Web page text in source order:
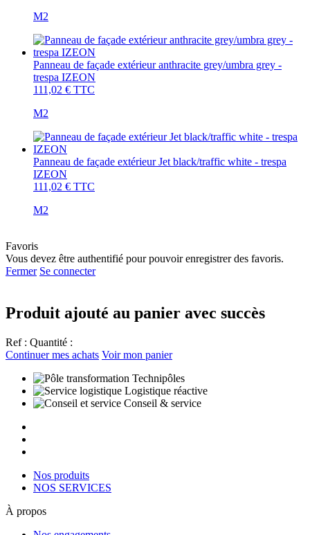
M2
Panneau de façade extérieur anthracite grey/umbra grey -
trespa IZEON
111,02 € TTC
M2
Panneau de façade extérieur Jet black/traffic white - trespa
IZEON
111,02 € TTC
M2
Favoris
Vous devez être authentifié pour pouvoir enregistrer des favoris.
Fermer Se connecter
Produit ajouté au panier avec succès
Ref : Quantité :
Continuer mes achats Voir mon panier
Technipôles
Logistique réactive
Conseil & service
Nos produits
NOS SERVICES
À propos